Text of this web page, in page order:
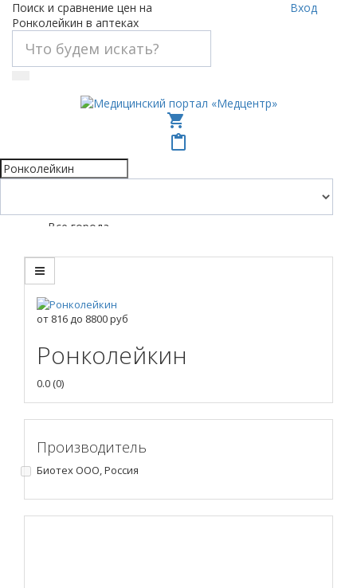
Поиск и сравнение цен на
Ронколейкин в аптеках
Вход
shopping_cart
content_paste
Все города
от 816до 8800руб
Ронколейкин
0.0(0)
Производитель
Биотех ООО, Россия